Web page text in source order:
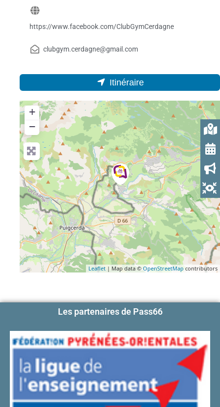
https://www.facebook.com/ClubGymCerdagne
clubgym.cerdagne@gmail.com
Itinéraire
+
−
Leaflet | Map data © OpenStreetMap contributors
Les partenaires de Pass66